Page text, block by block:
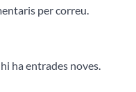
per correu.
ha entrades noves.